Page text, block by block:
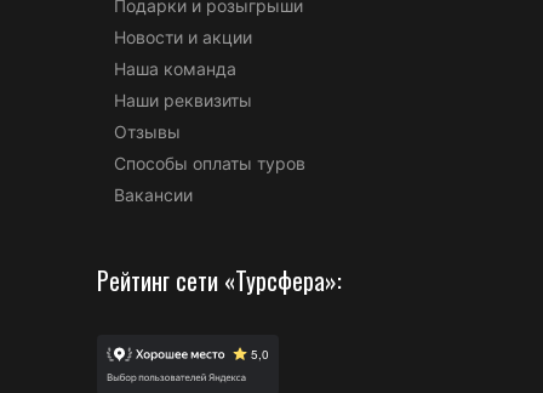
Подарки и розыгрыши
Новости и акции
Наша команда
Наши реквизиты
Отзывы
Способы оплаты туров
Вакансии
Рейтинг сети «Турсфера»: